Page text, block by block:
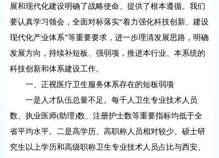
展和现代化建设明确了战略使命、提供了根本遵循。我们
要认真学习领会，全面对标落实“着力强化科技创新、建设
现代化产业体系”等重要要求，进一步理清发展思路，明确
发展方向，持续补短板、强弱项，推进本行业、本系统的
科技创新和体系建设工作。
一、正视医疗卫生服务体系存在的短板弱项
一是人才队伍总量不足。每千人卫生专业技术人员
数、执业医师(助理)数、注册护士数等重要指标均低于全
省平均水平。二是高学历、高职称人员相对较少。硕士研
究生以上学历和高级职称卫生专业技术人员占比与西安、